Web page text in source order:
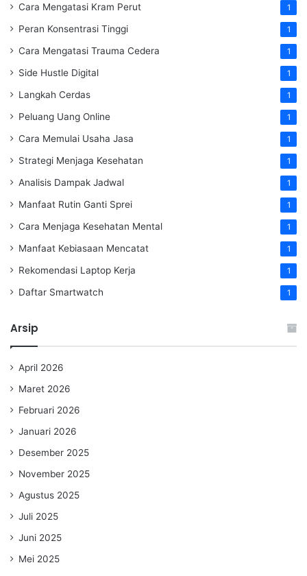
Cara Mengatasi Kram Perut 1
Peran Konsentrasi Tinggi 1
Cara Mengatasi Trauma Cedera 1
Side Hustle Digital 1
Langkah Cerdas 1
Peluang Uang Online 1
Cara Memulai Usaha Jasa 1
Strategi Menjaga Kesehatan 1
Analisis Dampak Jadwal 1
Manfaat Rutin Ganti Sprei 1
Cara Menjaga Kesehatan Mental 1
Manfaat Kebiasaan Mencatat 1
Rekomendasi Laptop Kerja 1
Daftar Smartwatch 1
Arsip
April 2026
Maret 2026
Februari 2026
Januari 2026
Desember 2025
November 2025
Agustus 2025
Juli 2025
Juni 2025
Mei 2025